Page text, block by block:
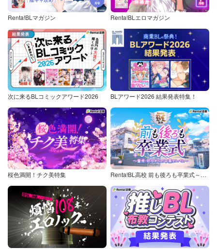
Renta!BLマガジン Renta!BLエロマガジン
次に来るBLコミックアワード2026 BLアワード2026 結果発表特集！
桜色満開！チク美特集 Renta!BL高校 前も後ろも卒業式～童貞・処女からの卒業アルバム～